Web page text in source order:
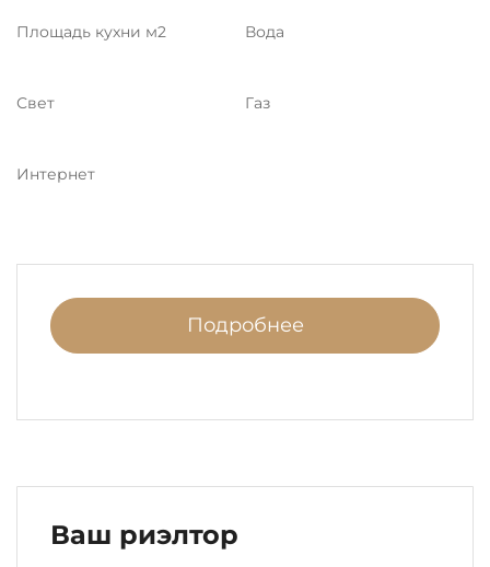
Площадь кухни м2 Вода
Свет Газ
Интернет
Подробнее
Ваш риэлтор